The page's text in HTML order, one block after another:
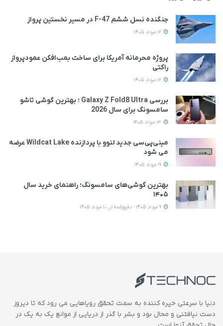
جنگنده نسل ششم F-47 در مسیر نخستین پرواز
پروژه محرمانه آمریکا برای ساخت بمب‌افکن عمودپرواز
راکتی
بررسی Galaxy Z Fold8 Ultra ؛ بهترین گوشی تاشو
سامسونگ برای سال 2026
مینی‌پی‌سی جدید لنوو با پردازنده Wildcat Lake عرضه
می‌ شود
بهترین گوشی‌های سامسونگ؛ راهنمای خرید سال
۱۴۰۵
دنیا با سرعتی خیره کننده به سمت تحقق رویاهایی می رود که تا دیروز
دست نیافتنی و محال بود و بشر با گذر از دریایی از موانع یک به یک در